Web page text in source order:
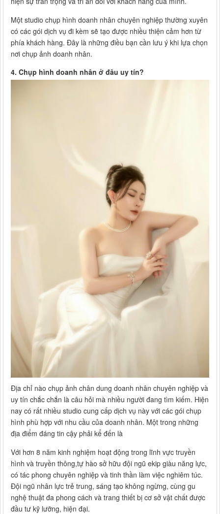
Một studio chụp hình doanh nhân chuyên nghiệp thường xuyên
có các gói dịch vụ đi kèm sẽ tạo được nhiều thiện cảm hơn từ
phía khách hàng. Đây là những điều bạn cần lưu ý khi lựa chọn
nơi chụp ảnh doanh nhân.
4. Chụp hình doanh nhân ở đâu uy tín?
Địa chỉ nào chụp ảnh chân dung doanh nhân chuyên nghiệp và
uy tín chắc chắn là câu hỏi mà nhiều người đang tìm kiếm. Hiện
nay có rất nhiều studio cung cấp dịch vụ này với các gói chụp
hình phù hợp với nhu cầu của doanh nhân. Một trong những
địa điểm đáng tin cậy phải kể đến là
Với hơn 8 năm kinh nghiệm hoạt động trong lĩnh vực truyền
hình và truyền thông,tự hào sở hữu đội ngũ ekip giàu năng lực,
có tác phong chuyên nghiệp và tinh thần làm việc nghiêm túc.
Đội ngũ nhân lực trẻ trung, sáng tạo không ngừng, cùng gu
nghệ thuật đa phong cách và trang thiết bị cơ sở vật chất được
đầu tư kỹ lưỡng, hiện đại.